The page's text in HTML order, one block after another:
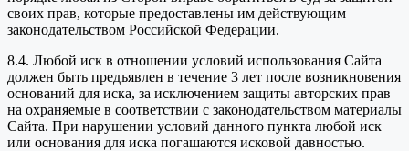
своих прав, которые предоставлены им действующим
законодательством Российской Федерации.
8.4. Любой иск в отношении условий использования Сайта
должен быть предъявлен в течение 3 лет после возникновения
оснований для иска, за исключением защиты авторских прав
на охраняемые в соответствии с законодательством материалы
Сайта. При нарушении условий данного пункта любой иск
или основания для иска погашаются исковой давностью.